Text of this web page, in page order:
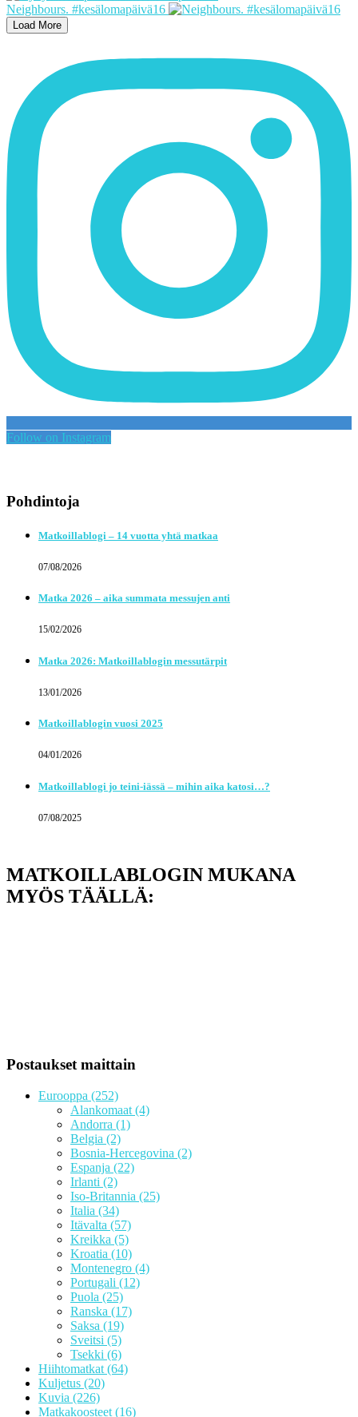
Neighbours. #kesälomapäivä16
Load More
Follow on Instagram
Pohdintoja
Matkoillablogi – 14 vuotta yhtä matkaa
07/08/2026
Matka 2026 – aika summata messujen anti
15/02/2026
Matka 2026: Matkoillablogin messutärpit
13/01/2026
Matkoillablogin vuosi 2025
04/01/2026
Matkoillablogi jo teini-iässä – mihin aika katosi…?
07/08/2025
MATKOILLABLOGIN MUKANA
MYÖS TÄÄLLÄ:
Postaukset maittain
Eurooppa (252)
Alankomaat (4)
Andorra (1)
Belgia (2)
Bosnia-Hercegovina (2)
Espanja (22)
Irlanti (2)
Iso-Britannia (25)
Italia (34)
Itävalta (57)
Kreikka (5)
Kroatia (10)
Montenegro (4)
Portugali (12)
Puola (25)
Ranska (17)
Saksa (19)
Sveitsi (5)
Tsekki (6)
Hiihtomatkat (64)
Kuljetus (20)
Kuvia (226)
Matkakoosteet (16)